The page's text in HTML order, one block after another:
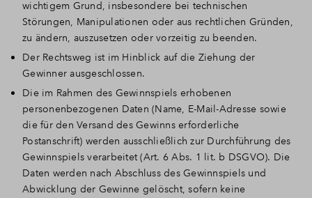
wichtigem Grund, insbesondere bei technischen
Störungen, Manipulationen oder aus rechtlichen Gründen,
zu ändern, auszusetzen oder vorzeitig zu beenden.
Der Rechtsweg ist im Hinblick auf die Ziehung der
Gewinner ausgeschlossen.
Die im Rahmen des Gewinnspiels erhobenen
personenbezogenen Daten (Name, E-Mail-Adresse sowie
die für den Versand des Gewinns erforderliche
Postanschrift) werden ausschließlich zur Durchführung des
Gewinnspiels verarbeitet (Art. 6 Abs. 1 lit. b DSGVO). Die
Daten werden nach Abschluss des Gewinnspiels und
Abwicklung der Gewinne gelöscht, sofern keine